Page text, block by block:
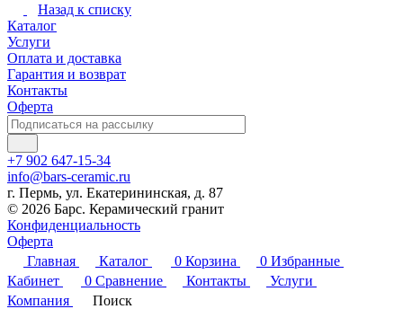
Назад к списку
Каталог
Услуги
Оплата и доставка
Гарантия и возврат
Контакты
Оферта
+7 902 647-15-34
info@bars-ceramic.ru
г. Пермь, ул. Екатерининская, д. 87
© 2026 Барс. Керамический гранит
Конфиденциальность
Оферта
Главная
Каталог 0 Корзина 0 Избранные
Кабинет
0 Сравнение Контакты
Услуги
Компания
Поиск